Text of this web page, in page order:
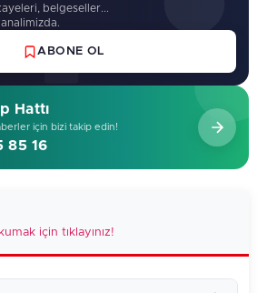
belgeseller...
ABONE OL
Hattı
için bizi takip edin!
85 16
için tıklayınız!